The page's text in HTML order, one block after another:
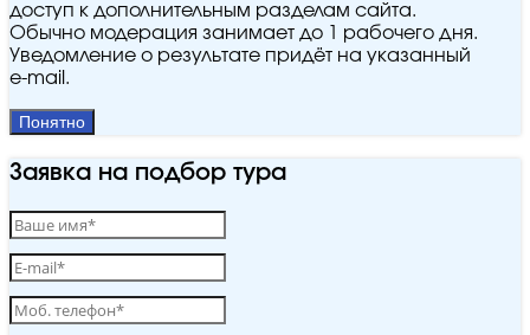
доступ к дополнительным разделам сайта.
Обычно модерация занимает до 1 рабочего дня.
Уведомление о результате придёт на указанный
e‑mail.
Понятно
Заявка на подбор тура